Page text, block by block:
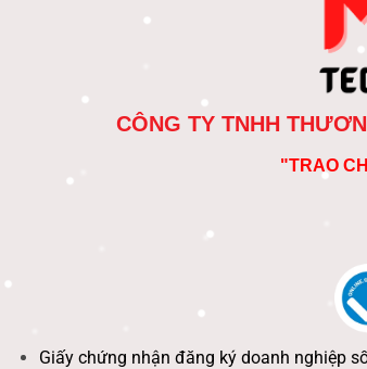
CÔNG TY TNHH
"TRAO
Giấy chứng nhận đăng ký doanh nghiệp